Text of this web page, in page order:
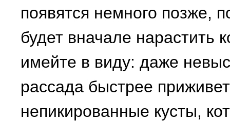
появятся немного позже,
будет вначале нарастить
имейте в виду: даже
рассада быстрее
непикированные кусты,